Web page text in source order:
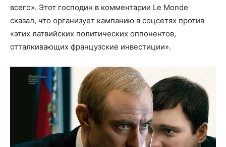
всего». Этот господин в комментарии Le Monde
сказал, что организует кампанию в соцсетях против
«этих латвийских политических оппонентов,
отталкивающих французские инвестиции».